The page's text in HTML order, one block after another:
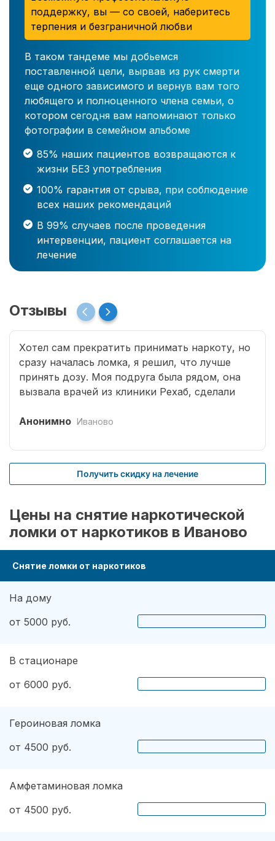
поддержку, вы — со своей, наберитесь
терпения и безграничной любви
В таком тандеме мы добьемся
поставленной цели, вырвав из рук смерти
еще одного зависимого и вернув вам того
любящего и полноценного члена семьи, о
котором сегодня вам напоминают только
фотографии в семейном альбоме
85% наших пациентов возвращаются к
жизни БЕЗ употребления
100% гарантия от срыва, при соблюдение
всех наших рекомендаций
В 99% случаев после проведения
интервенции, пациент соглашается на
лечение
Отзывы
Хотел сам прекратить принимать наркоту, но
сразу началась ломка, я решил, что лучше
принять дозу. Моя подруга была рядом, она
вызвала врачей из клиники Рехаб, сделали
что надо там пролечиться основательно.
Анонимно Иваново
Получить скидку на лечение
Цены на снятие наркотической
ломки от наркотиков в Иваново
Снятие ломки от наркотиков
На дому
от 5000 руб.
В стационаре
от 6000 руб.
Героиновая ломка
от 4500 руб.
Амфетаминовая ломка
от 4500 руб.